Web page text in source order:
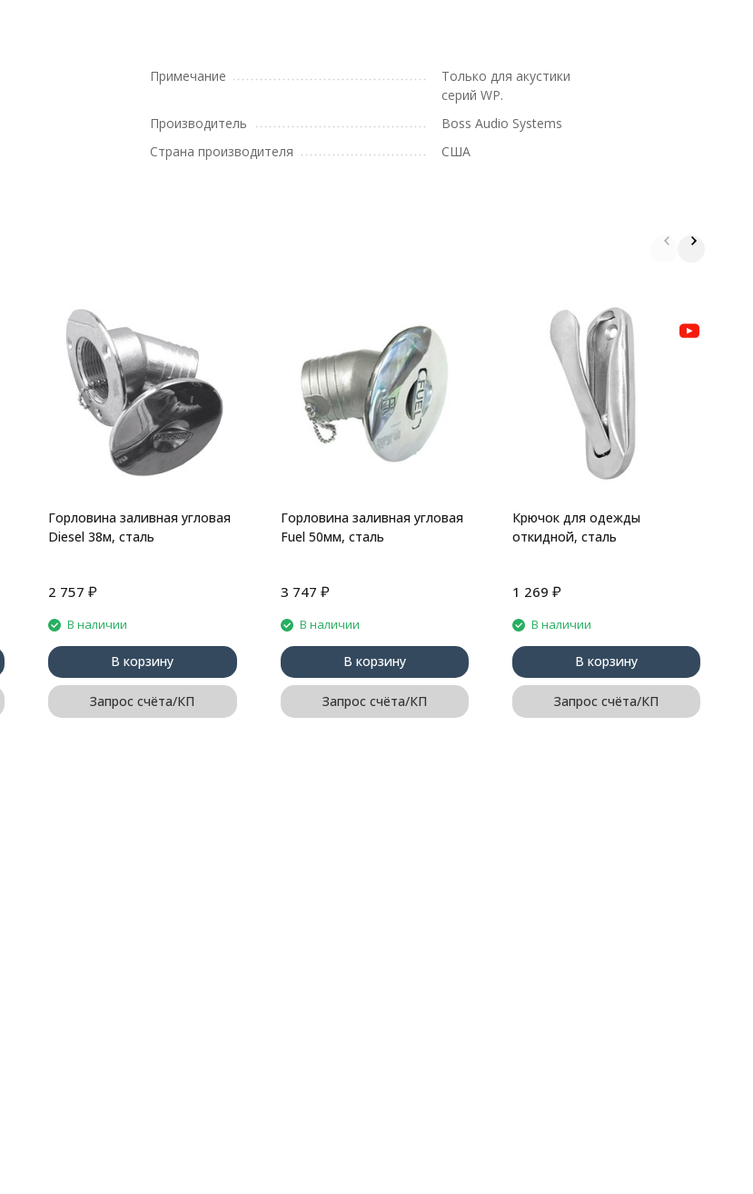
Примечание
Только для акустики
серий WP.
Производитель
Boss Audio Systems
Страна производителя
США
Горловина заливная угловая
Diesel 38м, сталь
2 757 ₽
В наличии
В корзину
Запрос счёта/КП
Горловина заливная угловая
Fuel 50мм, сталь
3 747 ₽
В наличии
В корзину
Запрос счёта/КП
Крючок для одежды
откидной, сталь
1 269 ₽
В наличии
В корзину
Запрос счёта/КП